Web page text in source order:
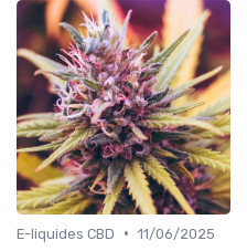
E-liquides CBD • 11/06/2025